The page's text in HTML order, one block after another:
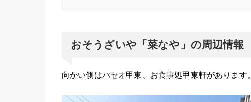
おそうざいや「菜なや」の周辺情報
向かい側はパセオ甲東、お食事処甲東軒があります。